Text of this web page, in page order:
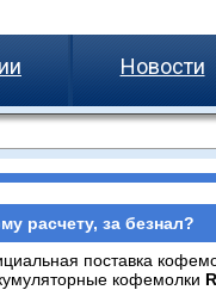
Новости
расчету, за безнал?
поставка
кофемолки